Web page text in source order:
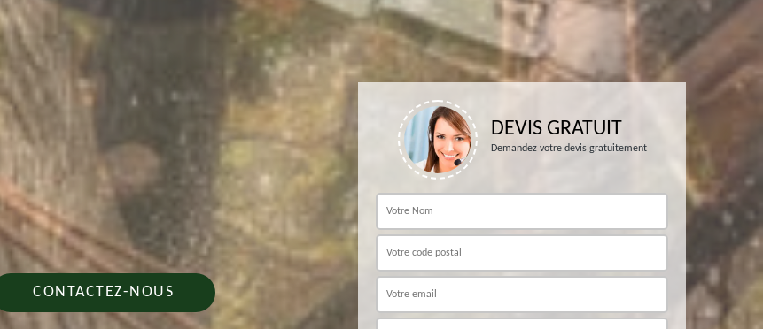
CONTACTEZ-NOUS
DEVIS GRATUIT
Demandez votre devis gratuitement